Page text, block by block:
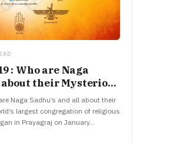
: Who are Naga
their Mysterious
Naga Sadhu’s and all about their
largest congregation of religious
in Prayagraj on January…